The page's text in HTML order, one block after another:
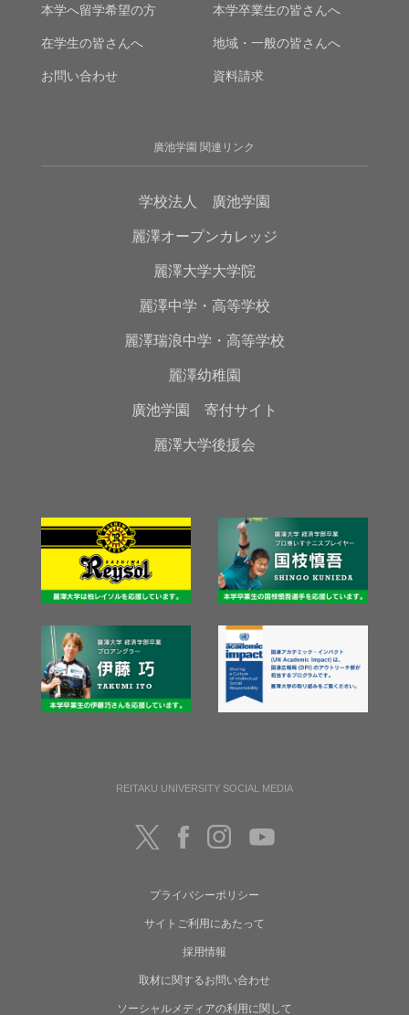
本学へ留学希望の方 本学卒業生の皆さんへ
在学生の皆さんへ 地域・一般の皆さんへ
お問い合わせ 資料請求
廣池学園 関連リンク
学校法人 廣池学園
麗澤オープンカレッジ
麗澤大学大学院
麗澤中学・高等学校
麗澤瑞浪中学・高等学校
麗澤幼稚園
廣池学園 寄付サイト
麗澤大学後援会
REITAKU UNIVERSITY SOCIAL MEDIA
プライバシーポリシー
サイトご利用にあたって
採用情報
取材に関するお問い合わせ
ソーシャルメディアの利用に関して